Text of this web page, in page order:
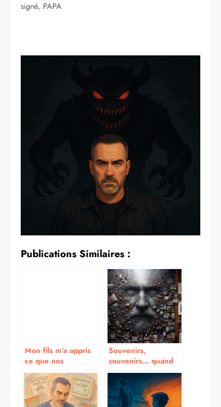
signé, PAPA
Publications Similaires :
Mon fils m’a appris
ce que nos
politiques refusent
de comprendre
Souvenirs,
souvenirs… quand
notre mémoire nous
joue des tours !